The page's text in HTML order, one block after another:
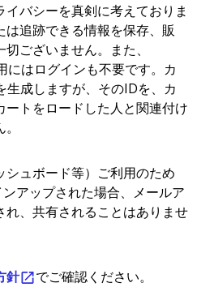
バシーを真剣に考えておりま
追跡できる情報を保存、販
ございません。また、
はログインも不要です。カ
生成しますが、そのIDを、カ
ートをロードした人と関連付け
シュボード等）ご利用のため
アップされた場合、メールア
れ、共有されることはありませ
針 でご確認ください。